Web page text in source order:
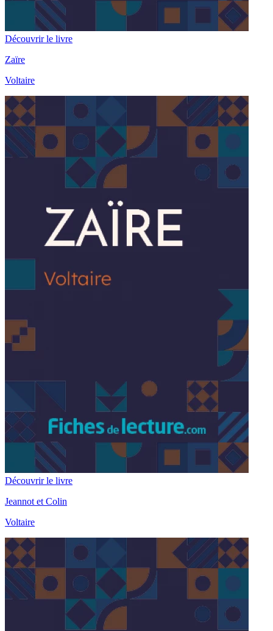
Découvrir le livre
Zaïre
Voltaire
Découvrir le livre
Jeannot et Colin
Voltaire